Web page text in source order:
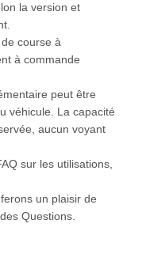
la version et
course à
à commande
peut être
véhicule. La capacité
aucun voyant
sur les utilisations,
un plaisir de
Questions.